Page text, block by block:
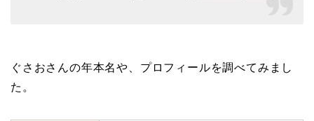
ぐさおさんの年本名や、プロフィールを調べてみまし
た。